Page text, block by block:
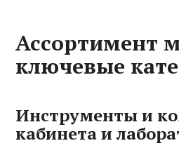
Ассортимент
ключевые
Инструменты и
кабинета и